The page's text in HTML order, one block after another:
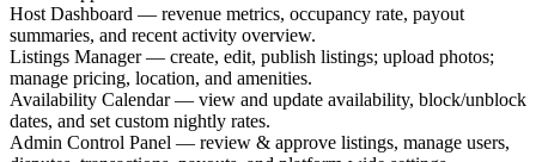
Host Dashboard — revenue metrics, occupancy rate, payout
summaries, and recent activity overview.
Listings Manager — create, edit, publish listings; upload photos;
manage pricing, location, and amenities.
Availability Calendar — view and update availability, block/unblock
dates, and set custom nightly rates.
Admin Control Panel — review & approve listings, manage users,